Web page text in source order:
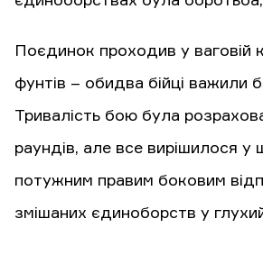
Поєдинок проходив у ваговій
фунтів – обидва бійці важили
Тривалість бою була
раундів, але все вирішилося у
потужним правим боковим
змішаних єдиноборств у